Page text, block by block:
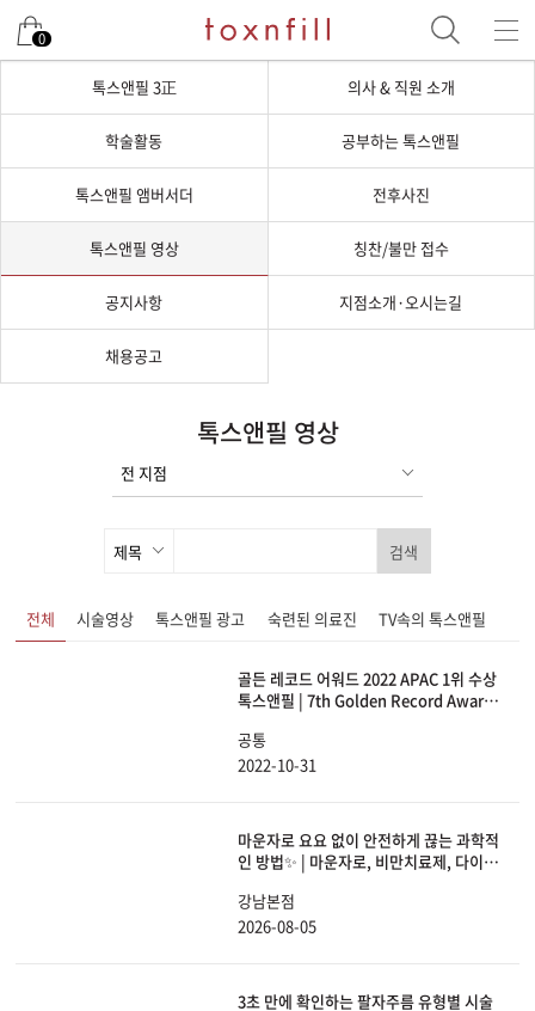
0
톡스앤필 3正 의사 & 직원 소개
학술활동 공부하는 톡스앤필
톡스앤필 앰버서더 전후사진
톡스앤필 영상 칭찬/불만 접수
공지사항 지점소개·오시는길
채용공고
톡스앤필 영상
검색
전체 시술영상 톡스앤필 광고 숙련된 의료진 TV속의 톡스앤필
골든 레코드 어워드 2022 APAC 1위 수상
톡스앤필 | 7th Golden Record Award
APAC 1st
공통
2022-10-31
마운자로 요요 없이 안전하게 끊는 과학적
인 방법✨ | 마운자로, 비만치료제, 다이어
강남본점
2026-08-05
3초 만에 확인하는 팔자주름 유형별 시술